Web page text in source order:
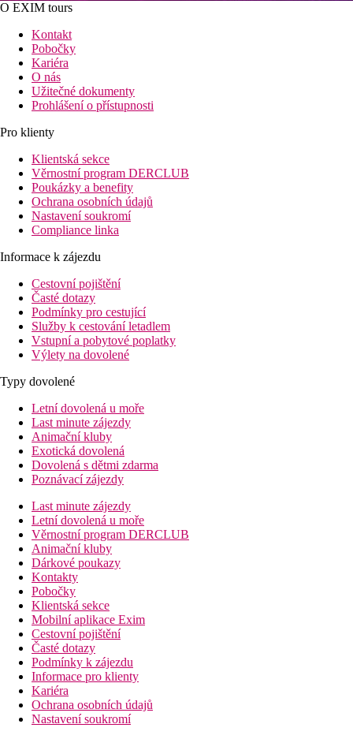
O EXIM tours
Kontakt
Pobočky
Kariéra
O nás
Užitečné dokumenty
Prohlášení o přístupnosti
Pro klienty
Klientská sekce
Věrnostní program DERCLUB
Poukázky a benefity
Ochrana osobních údajů
Nastavení soukromí
Compliance linka
Informace k zájezdu
Cestovní pojištění
Časté dotazy
Podmínky pro cestující
Služby k cestování letadlem
Vstupní a pobytové poplatky
Výlety na dovolené
Typy dovolené
Letní dovolená u moře
Last minute zájezdy
Animační kluby
Exotická dovolená
Dovolená s dětmi zdarma
Poznávací zájezdy
Last minute zájezdy
Letní dovolená u moře
Věrnostní program DERCLUB
Animační kluby
Dárkové poukazy
Kontakty
Pobočky
Klientská sekce
Mobilní aplikace Exim
Cestovní pojištění
Časté dotazy
Podmínky k zájezdu
Informace pro klienty
Kariéra
Ochrana osobních údajů
Nastavení soukromí